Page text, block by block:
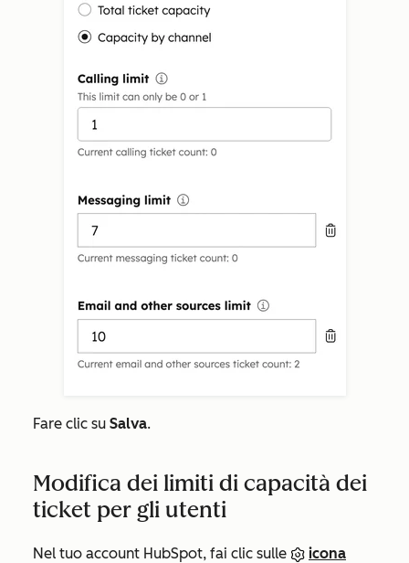
Fare clic su Salva.
Modifica dei limiti di capacità dei
ticket per gli utenti
Nel tuo account HubSpot, fai clic sulle
icona